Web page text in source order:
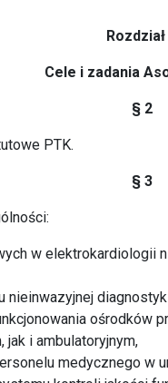
Cele i zadania
§ 2
PTK.
§ 3
w elektrokardiologii
ośrodków
i ambulatoryjnym,
medycznego w